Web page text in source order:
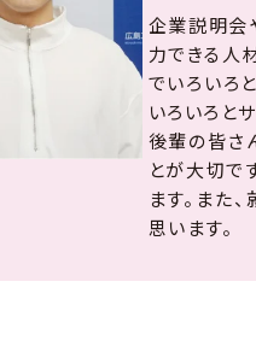
企業説明会
力できる人
でいろいろ
いろいろと
後輩の皆さ
とが大切で
ます。また
思います。